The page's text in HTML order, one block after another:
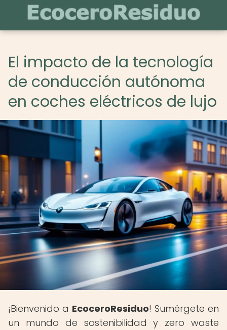
El impacto de la tecnología
de conducción autónoma
en coches eléctricos de lujo
¡Bienvenido a EcoceroResiduo! Sumérgete en
un mundo de sostenibilidad y zero waste